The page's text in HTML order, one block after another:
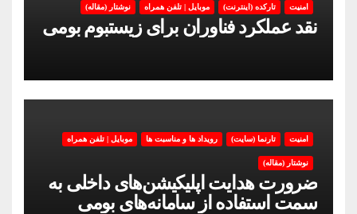
امنیت تارکده (اینترنت) موبایل | تلفن همراه نوشتار (مقاله)
نقد عملکرد فناوران برای زیستبوم بومی
امنیت تارنما (سایت) رویداد ها و مناسبت ها موبایل | تلفن همراه
نوشتار (مقاله)
ضرورت هدایت اپلیکیشن‌های داخلی به
سمت استفاده از سامانه‌های بومی